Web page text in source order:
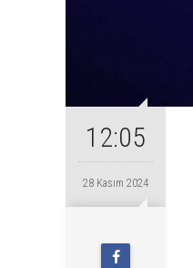
12:05
28 Kasım 2024